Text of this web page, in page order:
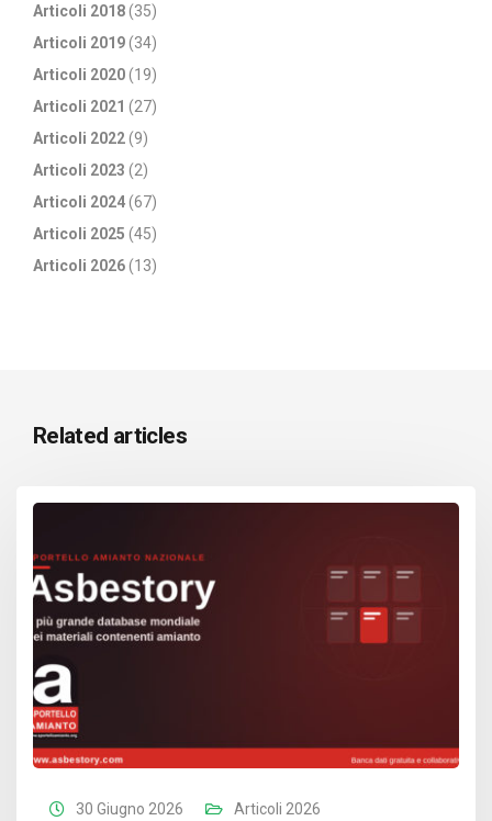
Articoli 2018(35)
Articoli 2019(34)
Articoli 2020(19)
Articoli 2021 (27)
Articoli 2022(9)
Articoli 2023 (2)
Articoli 2024(67)
Articoli 2025 (45)
Articoli 2026(13)
Related articles
30 Giugno 2026 Articoli 2026